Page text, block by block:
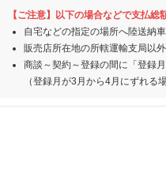
【ご注意】以下の場合などで支払総
自宅などの指定の場所へ陸送納
販売店所在地の所轄運輸支局以
商談～契約～登録の間に「登録
（登録月が3月から4月にずれる